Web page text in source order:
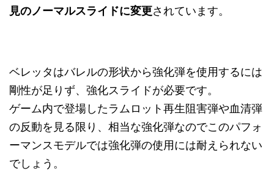
見のノーマルスライドに変更されています。
ベレッタはバレルの形状から強化弾を使用するには
剛性が足りず、強化スライドが必要です。
ゲーム内で登場したラムロット再生阻害弾や血清弾
の反動を見る限り、相当な強化弾なのでこのパフォ
ーマンスモデルでは強化弾の使用には耐えられない
でしょう。